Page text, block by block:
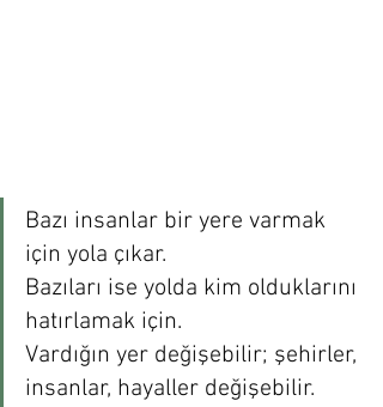
Bazı insanlar bir yere varmak
için yola çıkar.
Bazıları ise yolda kim olduklarını
hatırlamak için.
Vardığın yer değişebilir; şehirler,
insanlar, hayaller değişebilir.